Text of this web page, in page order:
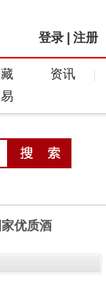
登录 注册
资讯
家优质酒